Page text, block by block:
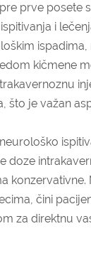
prve posete
i
ispadima,
kičmene
što je važan
doze
konzervativne.
čini
za direktnu